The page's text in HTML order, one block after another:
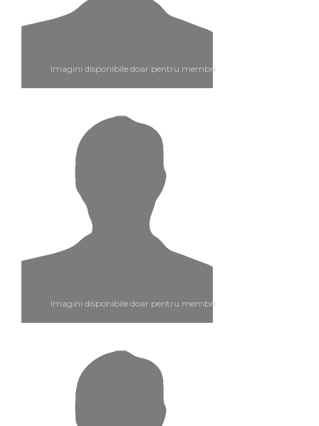
Imagini disponibile doar pentru membri
Imagini disponibile doar pentru membri